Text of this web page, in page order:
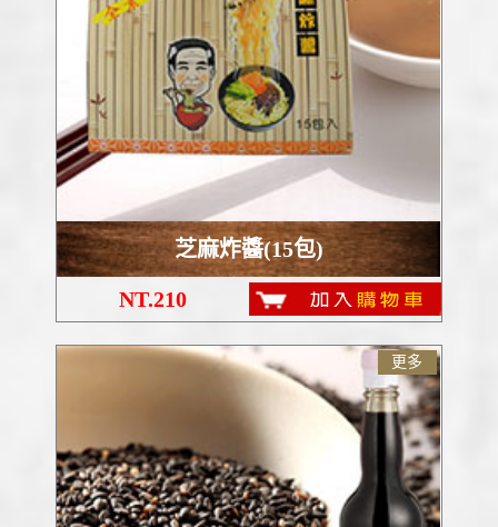
芝麻炸醬(15包)
NT.210
更多